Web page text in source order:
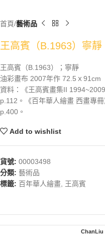
首頁 藝術品
王高賓（B.1963）寧靜
王高賓（B.1963）；寧靜
油彩畫布 2007年作 72.5ｘ91cm
資料：《王高賓畫集II
p.112。《百年華人繪畫 西畫專
p.400。
Add to wishlist
貨號: 00003498
分類: 藝術品
標籤: 百年華人繪畫 王高賓
ChanLiu